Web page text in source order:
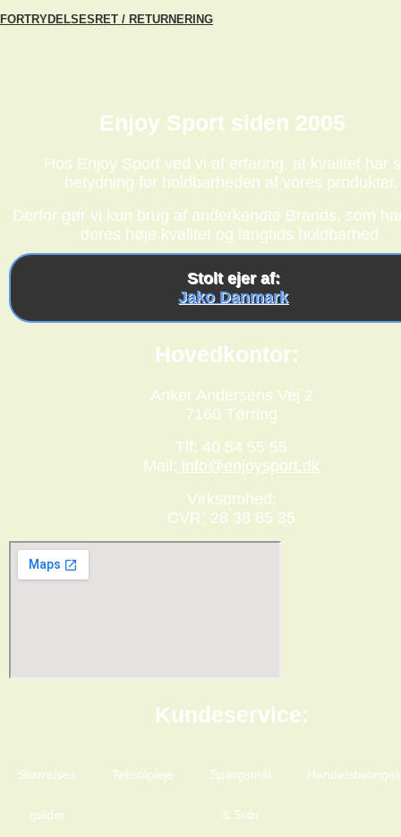
FORTRYDELSESRET / RETURNERING
Enjoy Sport siden 2005
Hos Enjoy Sport ved vi af erfaring, at kvalitet har
betydning for holdbarheden af vores produkter.
Derfor gør vi kun brug af anderkendte Brands, som
deres høje kvalitet og langtids holdbarhed.
Stolt ejer af:
Jako Danmark
Hovedkontor:
Anker Andersens Vej 2
7160 Tørring
Tlf: 40 54 55 55
Mail: info@enjoysport.dk
Virksomhed:
CVR: 28 38 85 35
Kundeservice:
Størrelses
guider
Tekstilpleje Spørgsmål
& Svar